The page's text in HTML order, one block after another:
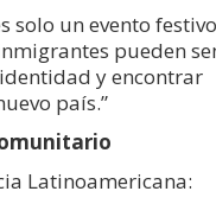
solo un evento
pueden
y encontrar
país.”
Latinoamericana: